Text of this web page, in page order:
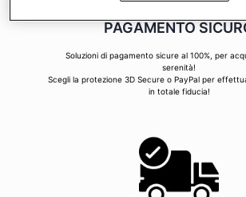
PAGAMENTO
Soluzioni di pagamento sicure al 100%, per
serenità!
Scegli la protezione 3D Secure o PayPal per
in totale fiducia!